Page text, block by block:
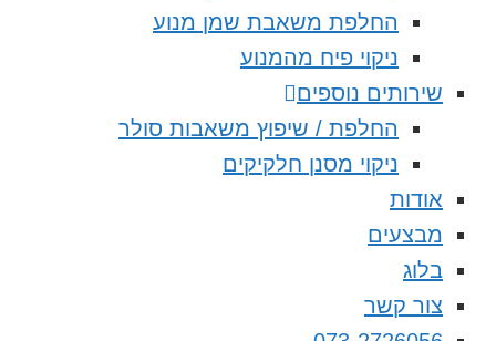
החלפת משאבת שמן מנוע
ניקוי פיח מהמנוע
שירותים נוספים
החלפת / שיפוץ משאבות סולר
ניקוי מסנן חלקיקים
אודות
מבצעים
בלוג
צור קשר